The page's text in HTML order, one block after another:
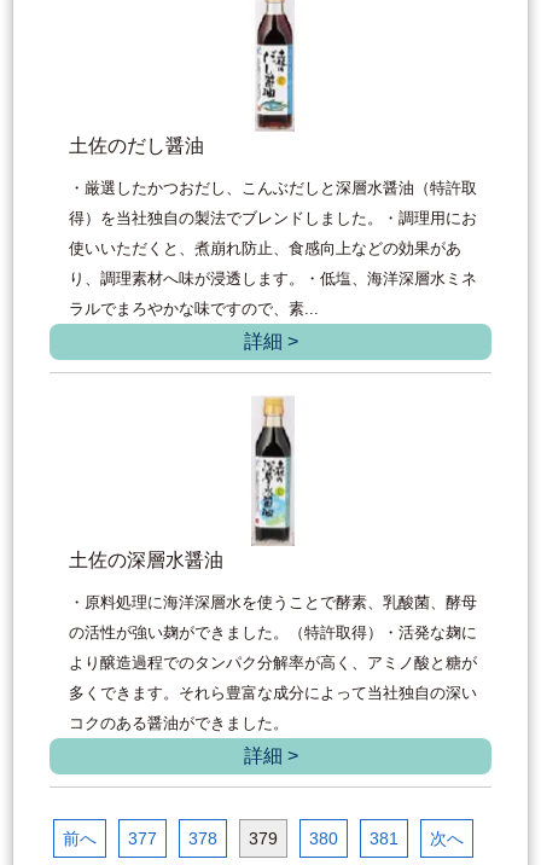
土佐のだし醤油
・厳選したかつおだし、こんぶだしと深層水醤油（特許取
得）を当社独自の製法でブレンドしました。・調理用にお
使いいただくと、煮崩れ防止、食感向上などの効果があ
り、調理素材へ味が浸透します。・低塩、海洋深層水ミネ
ラルでまろやかな味ですので、素...
詳細 >
土佐の深層水醤油
・原料処理に海洋深層水を使うことで酵素、乳酸菌、酵母
の活性が強い麹ができました。（特許取得）・活発な麹に
より醸造過程でのタンパク分解率が高く、アミノ酸と糖が
多くできます。それら豊富な成分によって当社独自の深い
コクのある醤油ができました。
詳細 >
前へ 377 378 379 380 381 次へ